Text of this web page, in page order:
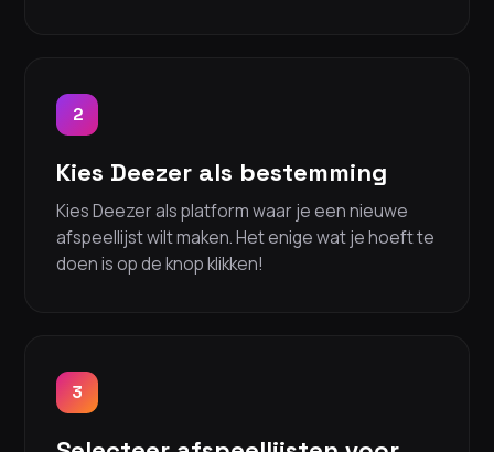
2
Kies Deezer als bestemming
Kies Deezer als platform waar je een nieuwe
afspeellijst wilt maken. Het enige wat je hoeft te
doen is op de knop klikken!
3